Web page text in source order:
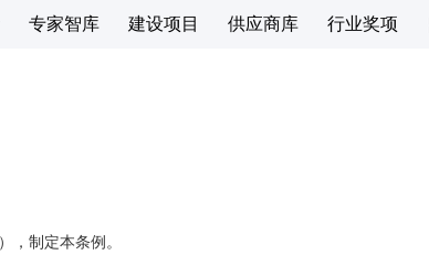
专家智库 建设项目 供应商库 行业奖项
，制定本条例。